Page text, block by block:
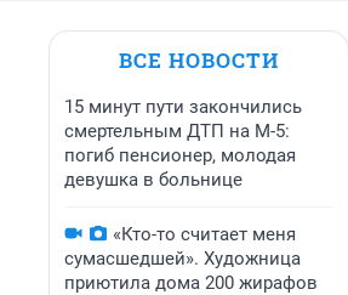
ВСЕ НОВОСТИ
15 минут пути закончились
смертельным ДТП на М-5:
погиб пенсионер, молодая
девушка в больнице
«Кто-то считает меня
сумасшедшей». Художница
приютила дома 200 жирафов